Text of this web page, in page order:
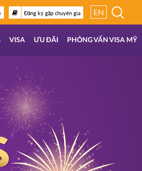
Đăng ký gặp chuyên gia EN
VISA ƯU ĐÃI PHỎNG VẤN VISA MỸ